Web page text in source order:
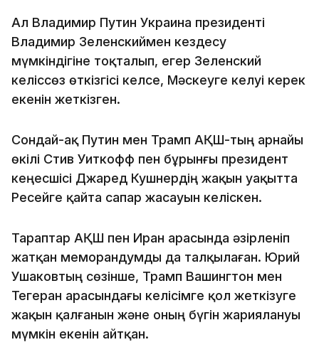
Ал Владимир Путин Украина президенті
Владимир Зеленскиймен кездесу
мүмкіндігіне тоқталып, егер Зеленский
келіссөз өткізгісі келсе, Мәскеуге келуі керек
екенін жеткізген.
Сондай-ақ Путин мен Трамп АҚШ-тың арнайы
өкілі Стив Уиткофф пен бұрынғы президент
кеңесшісі Джаред Кушнердің жақын уақытта
Ресейге қайта сапар жасауын келіскен.
Тараптар АҚШ пен Иран арасында әзірленіп
жатқан меморандумды да талқылаған. Юрий
Ушаковтың сөзінше, Трамп Вашингтон мен
Тегеран арасындағы келісімге қол жеткізуге
жақын қалғанын және оның бүгін жариялануы
мүмкін екенін айтқан.